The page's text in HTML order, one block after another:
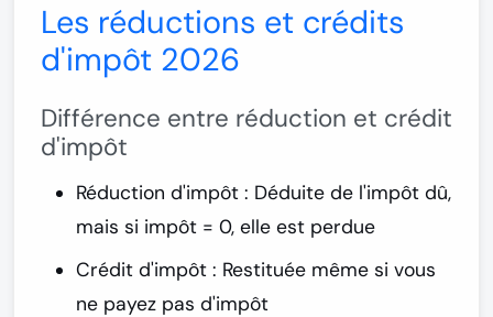
Les réductions et crédits
d'impôt 2026
Différence entre réduction et crédit
d'impôt
Réduction d'impôt : Déduite de l'impôt dû,
mais si impôt = 0, elle est perdue
Crédit d'impôt : Restituée même si vous
ne payez pas d'impôt